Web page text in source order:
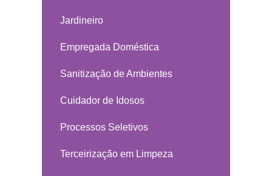
Jardineiro
Empregada Doméstica
Sanitização de Ambientes
Cuidador de Idosos
Processos Seletivos
Terceirização em Limpeza